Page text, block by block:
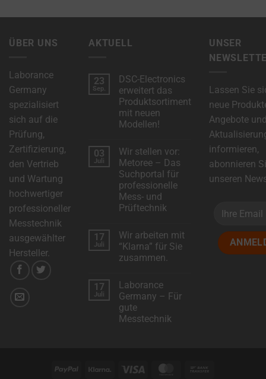
ÜBER UNS
Laborance
Germany
spezialisiert
sich auf die
Prüfung,
Zertifizierung,
den Vertrieb
und Wartung
hochwertiger
professioneller
Messtechnik
ausgewählter
Hersteller.
AKTUELL
23
Sep.
DSC-Electronics
erweitert das
Produktsortiment
mit neuen
Modellen!
zu
DSC-
Electronics
erweitert
das
Produktsortiment
mit
neuen
Modellen!
03
Juli
Wir stellen vor:
Metoree – Das
Suchportal für
professionelle
Mess- und
Prüftechnik
zu
Wir
stellen
vor:
Das
Suchportal
für
professionelle
Mess-
und
17
Juli
Wir arbeiten mit
“Klarna” für Sie
zusammen.
Wir
arbeiten
mit
“Klarna”
für
17
Juli
Laborance
Germany – Für
gute
Messtechnik
UNSER
Lassen Sie
neue
Angebote
informieren,
abonnieren
unseren
PayPal Klarna Visa MasterCard